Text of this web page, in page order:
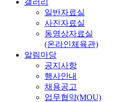
갤러리
일반자료실
사진자료실
동영상자료실
(온라인체육관)
알림마당
공지사항
행사안내
채용공고
업무협약(MOU)